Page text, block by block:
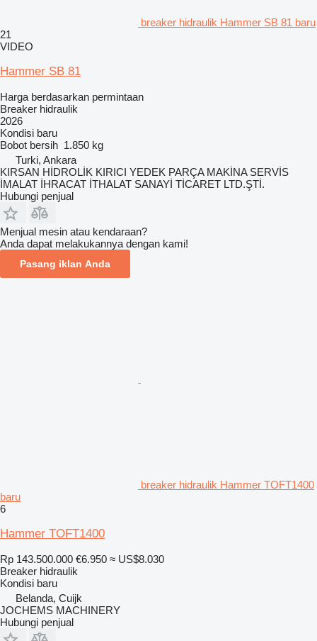
breaker hidraulik Hammer SB 81 baru
21
VIDEO
Hammer SB 81
Harga berdasarkan permintaan
Breaker hidraulik
2026
Kondisi baru
Bobot bersih 1.850 kg
Turki, Ankara
KIRSAN HİDROLİK KIRICI YEDEK PARÇA MAKİNA SERVİS
İMALAT İHRACAT İTHALAT SANAYİ TİCARET LTD.ŞTİ.
Hubungi penjual
Menjual mesin atau kendaraan?
Anda dapat melakukannya dengan kami!
Pasang iklan Anda
breaker hidraulik Hammer TOFT1400
baru
6
Hammer TOFT1400
Rp 143.500.000 €6.950 ≈ US$8.030
Breaker hidraulik
Kondisi baru
Belanda, Cuijk
JOCHEMS MACHINERY
Hubungi penjual